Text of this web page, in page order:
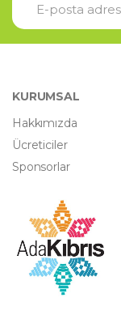
KURUMSAL
Hakkımızda
Ücreticiler
Sponsorlar